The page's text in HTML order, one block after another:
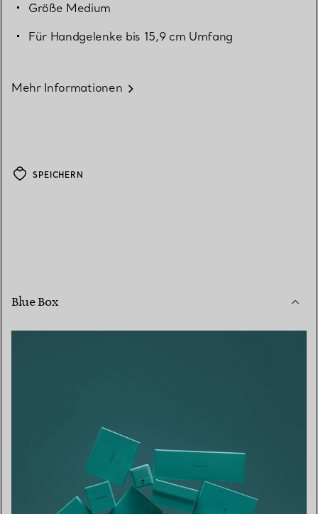
Größe Medium
Für Handgelenke bis 15,9 cm Umfang
Mehr Informationen
SPEICHERN
Blue Box